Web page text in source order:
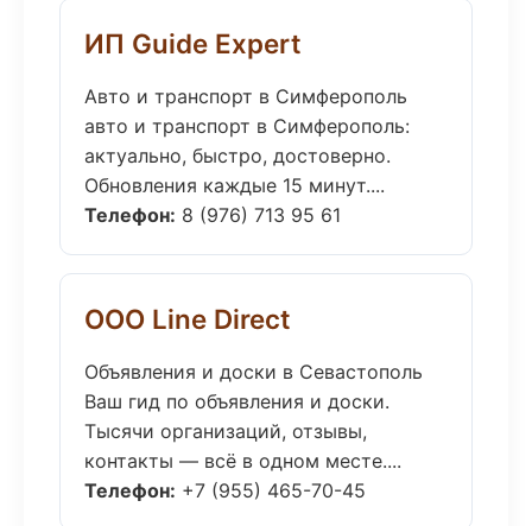
ИП Guide Expert
Авто и транспорт в Симферополь
авто и транспорт в Симферополь:
актуально, быстро, достоверно.
Обновления каждые 15 минут....
Телефон: 8 (976) 713 95 61
ООО Line Direct
Объявления и доски в Севастополь
Ваш гид по объявления и доски.
Тысячи организаций, отзывы,
контакты — всё в одном месте....
Телефон: +7 (955) 465-70-45